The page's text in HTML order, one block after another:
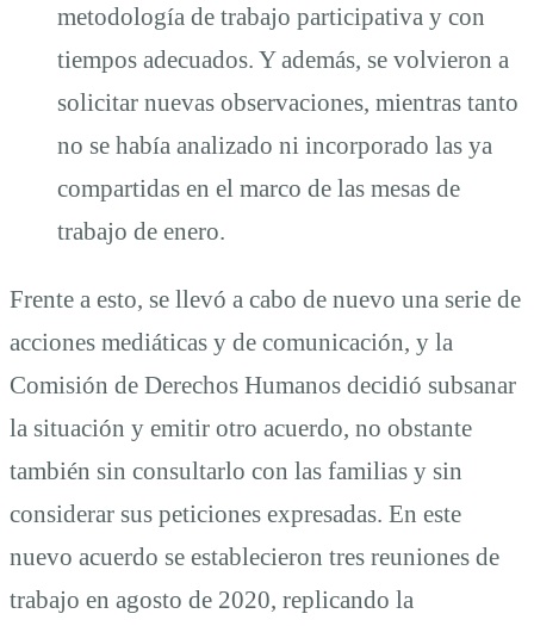
metodología de trabajo participativa y con
tiempos adecuados. Y además, se volvieron a
solicitar nuevas observaciones, mientras tanto
no se había analizado ni incorporado las ya
compartidas en el marco de las mesas de
trabajo de enero.
Frente a esto, se llevó a cabo de nuevo una serie de
acciones mediáticas y de comunicación, y la
Comisión de Derechos Humanos decidió subsanar
la situación y emitir otro acuerdo, no obstante
también sin consultarlo con las familias y sin
considerar sus peticiones expresadas. En este
nuevo acuerdo se establecieron tres reuniones de
trabajo en agosto de 2020, replicando la